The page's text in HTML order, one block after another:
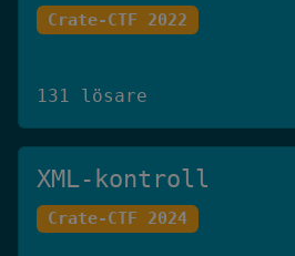
Crate-CTF 2022
131 lösare
XML-kontroll
Crate-CTF 2024